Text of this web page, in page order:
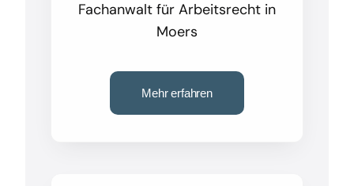
Fachanwalt für Arbeitsrecht in
Moers
Mehr erfahren